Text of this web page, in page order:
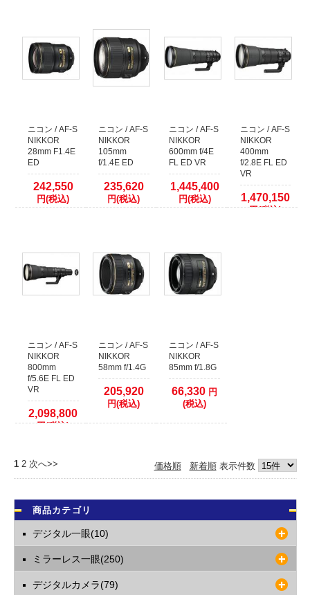
ニコン / AF-S
NIKKOR
28mm F1.4E
ED
242,550
円(税込)
ニコン / AF-S
NIKKOR
105mm
f/1.4E ED
235,620
円(税込)
ニコン / AF-S
NIKKOR
600mm f/4E
FL ED VR
1,445,400
円(税込)
ニコン / AF-S
NIKKOR
400mm
f/2.8E FL ED
VR
1,470,150
円(税込)
ニコン / AF-S
NIKKOR
800mm
f/5.6E FL ED
VR
2,098,800
円(税込)
ニコン / AF-S
NIKKOR
58mm f/1.4G
205,920
円(税込)
ニコン / AF-S
NIKKOR
85mm f/1.8G
66,330 円
(税込)
価格順 新着順表示件数
1 2 次へ>>
商品カテゴリ
デジタル一眼(10)
ミラーレス一眼(250)
デジタルカメラ(79)